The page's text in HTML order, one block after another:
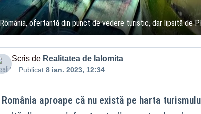
România, ofertantă din punct de vedere turistic, dar lipsită de
Scris de Realitatea de Ialomita
Publicat:8 ian. 2023, 12:34
România aproape că nu există pe harta